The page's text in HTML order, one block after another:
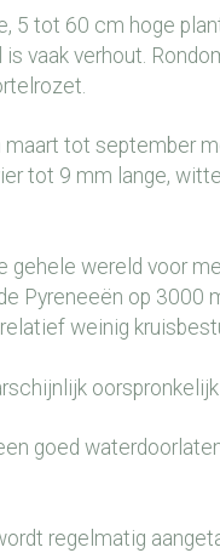
5 tot 60 cm hoge
vaak verhout.
maart tot september
tot 9 mm lange,
gehele wereld voor
Pyreneeën op 3000
weinig
goed
regelmatig